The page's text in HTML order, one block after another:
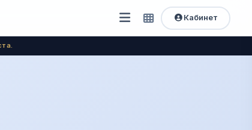
Открыть
меню
Быстрый
доступ
Кабинет